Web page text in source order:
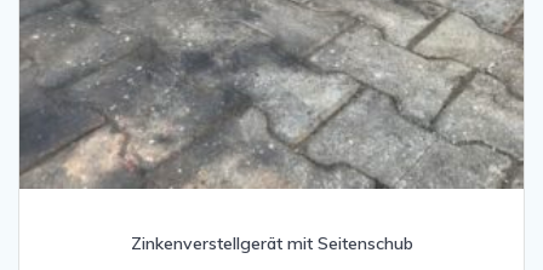
Zinkenverstellgerät mit Seitenschub